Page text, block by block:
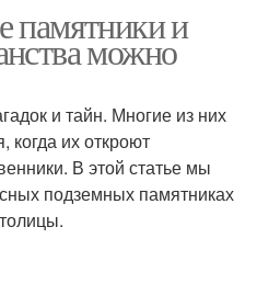
достопримечательности
памятники и
можно
и тайн. Многие из них
их откроют
В этой статье мы
подземных памятниках